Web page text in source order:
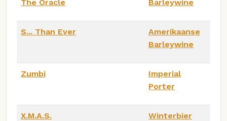
The Oracle Barleywine
S... Than Ever
Amerikaanse
Barleywine
Zumbi
Imperial
Porter
X.M.A.S. Winterbier